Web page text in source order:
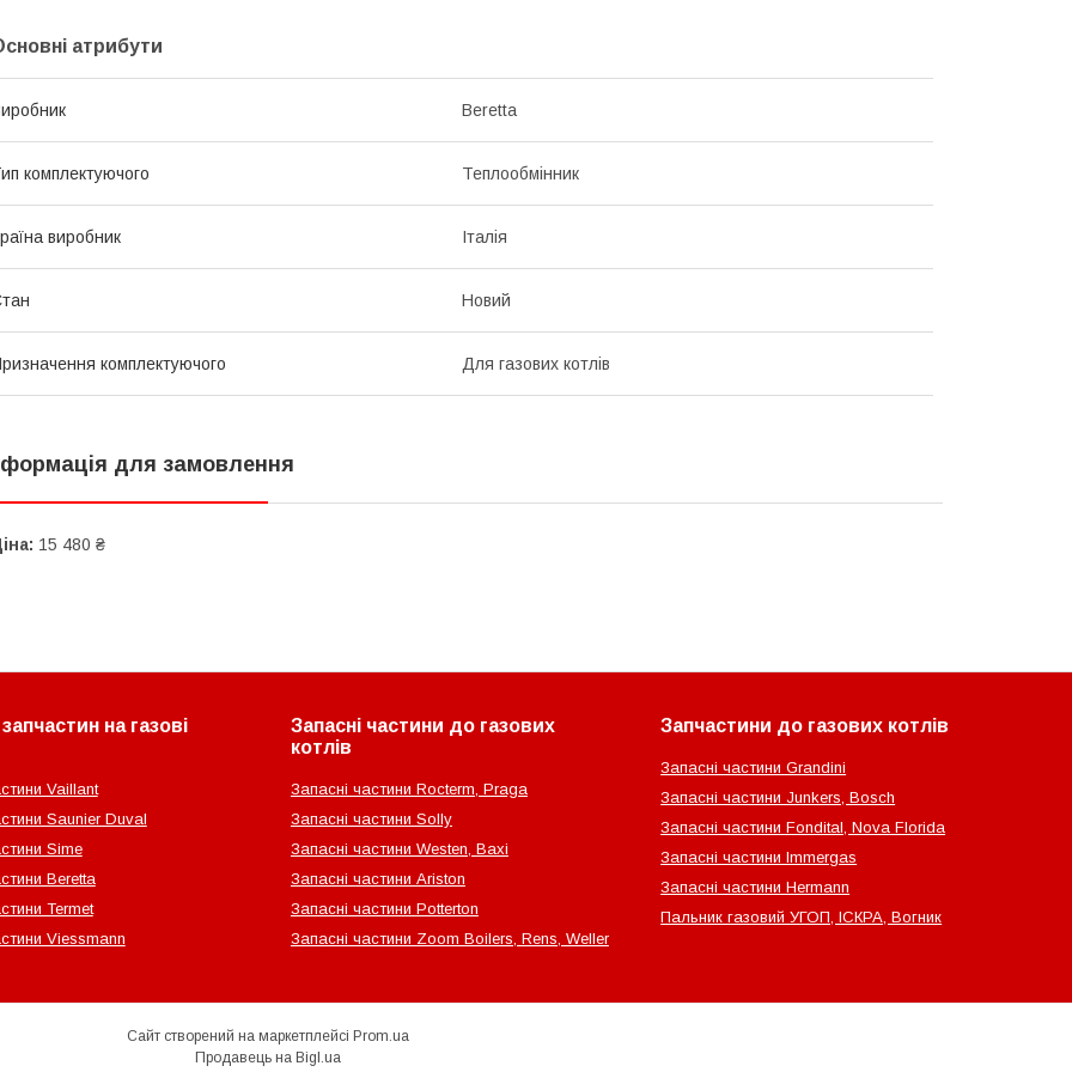
атрибути
Beretta
комплектуючого Теплообмінник
виробник Італія
Новий
комплектуючого Для газових котлів
для замовлення
15 480 ₴
на газові
Vaillant
Saunier Duval
Sime
Beretta
Termet
Viessmann
Запасні частини до газових
котлів
Запасні частини Rocterm, Praga
Запасні частини Solly
Запасні частини Westen, Baxi
Запасні частини Ariston
Запасні частини Potterton
Запасні частини Zoom Boilers, Rens, Weller
Запчастини до газових котлів
Запасні частини Grandini
Запасні частини Junkers, Bosch
Запасні частини Fondital, Nova Florida
Запасні частини Immergas
Запасні частини Hermann
Пальник газовий УГОП, ІСКРА, Вогник
Сайт створений на маркетплейсі Prom.ua
Продавець на Bigl.ua